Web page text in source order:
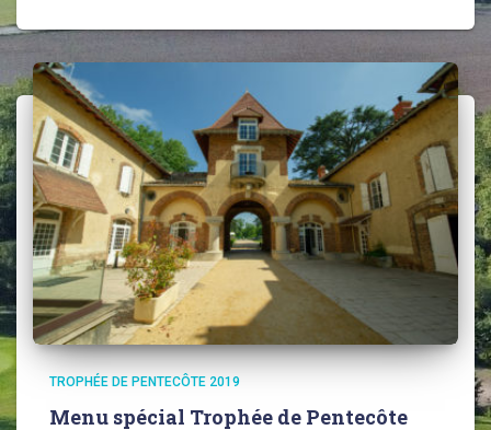
TROPHÉE DE PENTECÔTE 2019
Menu spécial Trophée de Pentecôte